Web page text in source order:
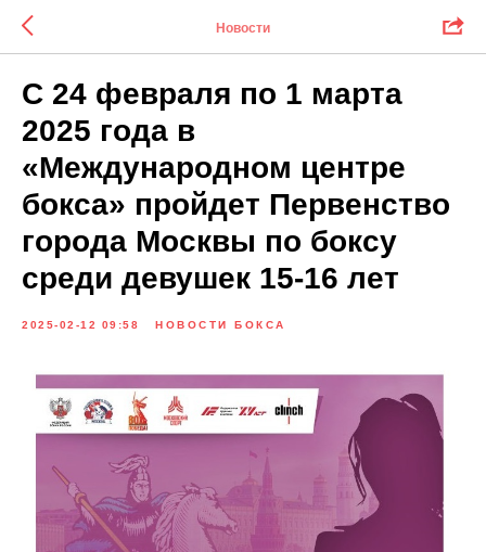
Новости
С 24 февраля по 1 марта
2025 года в
«Международном центре
бокса» пройдет Первенство
города Москвы по боксу
среди девушек 15-16 лет
2025-02-12 09:58 НОВОСТИ БОКСА